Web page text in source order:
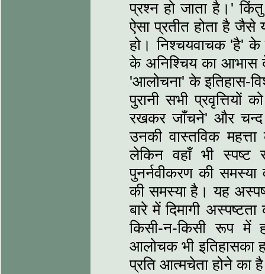
प्रश्‍न हो जाता है।'
ऐसा प्रतीत होता है
हो। निश्चयवाचक 'है' के
के अनिश्चिय का आभास
'आलोचना' के इतिहास-
पुरानी सभी प्रवृत्तियों
रखकर जाँचने' और
उनकी वास्तविक
लेकिन वहाँ भी
पुनर्नवीकरण की
की समस्‍या है। यह
बारे में दिमागी
किसी-न-किसी रूप में
आलोचक भी इतिहासका
प्रति आत्‍मचेता होने का